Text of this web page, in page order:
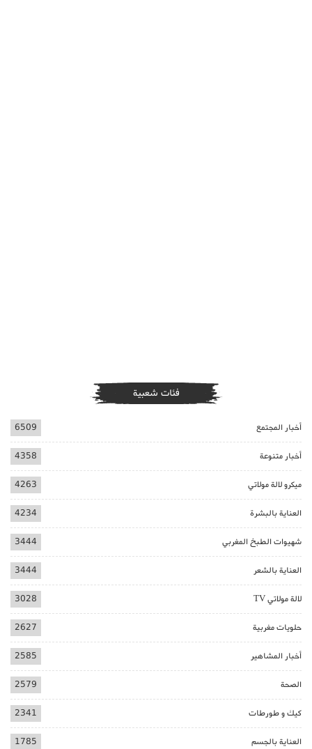
فئات شعبية
أخبار المجتمع 6509
أخبار متنوعة 4358
ميكرو لالة مولاتي 4263
العناية بالبشرة 4234
شهيوات الطبخ المغربي 3444
العناية بالشعر 3444
لالة مولاتي TV 3028
حلويات مغربية 2627
أخبار المشاهير 2585
الصحة 2579
كيك و طورطات 2341
العناية بالجسم 1785